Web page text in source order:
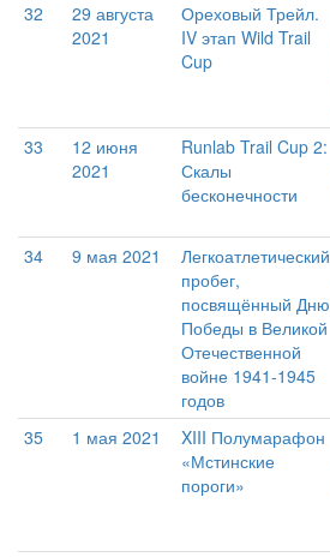
32
29 августа
2021
Ореховый Трейл.
IV этап Wild Trail
Cup
33
12 июня
2021
Runlab Trail Cup 2:
Скалы
бесконечности
34 9 мая 2021
Легкоатлетический
пробег,
посвящённый Дню
Победы в Великой
Отечественной
войне 1941-1945
годов
35 1 мая 2021
XIII Полумарафон
«Мстинские
пороги»